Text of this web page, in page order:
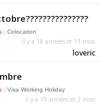
: Colocation
il y a 18 années et 11 mois
loveric
: Visa Working Holiday
il y a 19 années et 2 mois